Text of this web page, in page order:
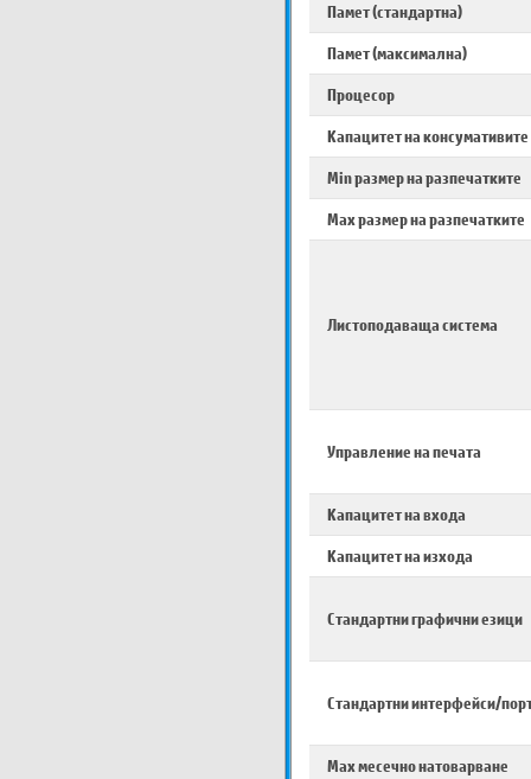
Памет (стандартна)
Памет (максимална)
Процесор
Капацитет на консумативите
Min размер на разпечатките
Max размер на разпечатките
Листоподаваща система
Управление на печата
Капацитет на входа
Капацитет на изхода
Стандартни графични езици
Стандартни интерфейси/
Max месечно натоварване